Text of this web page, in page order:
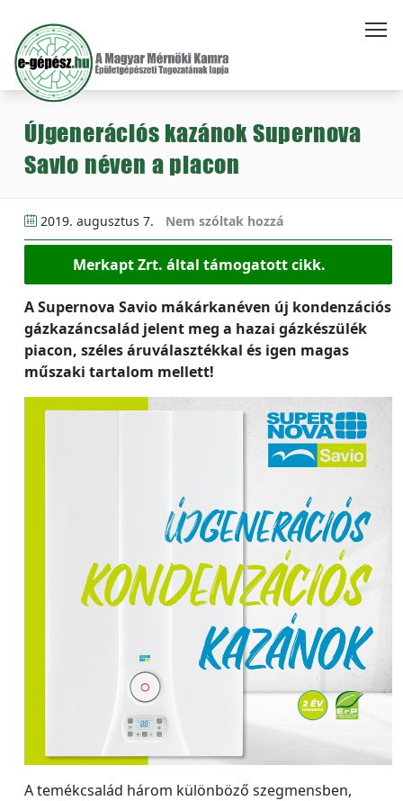
Újgenerációs kazánok Supernova
Savio néven a piacon
2019. augusztus 7. Nem szóltak hozzá
Merkapt Zrt. által támogatott cikk.
A Supernova Savio mákárkanéven új kondenzációs
gázkazáncsalád jelent meg a hazai gázkészülék
piacon, széles áruválasztékkal és igen magas
műszaki tartalom mellett!
A temékcsalád három különböző szegmensben,